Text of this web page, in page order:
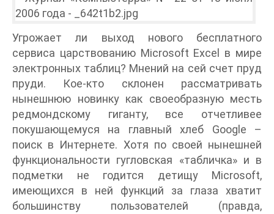
Угрожает ли выход нового бесплатного
сервиса царствованию Microsoft Excel в мире
электронных таблиц? Мнений на сей счет пруд
пруди. Кое-кто склонен рассматривать
нынешнюю новинку как своеобразную месть
редмондскому гиганту, все отчетливее
покушающемуся на главный хлеб Google –
поиск в Интернете. Хотя по своей нынешней
функциональности гугловская «табличка» и в
подметки не годится детищу Microsoft,
имеющихся в ней функций за глаза хватит
большинству пользователей (правда,